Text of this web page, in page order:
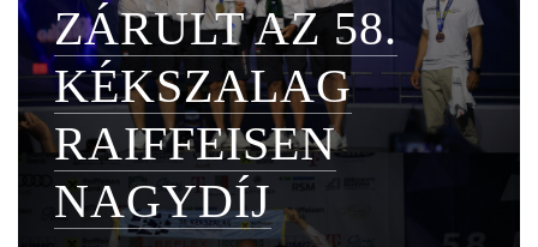
ZÁRULT AZ 58.
KÉKSZALAG
RAIFFEISEN
NAGYDÍJ